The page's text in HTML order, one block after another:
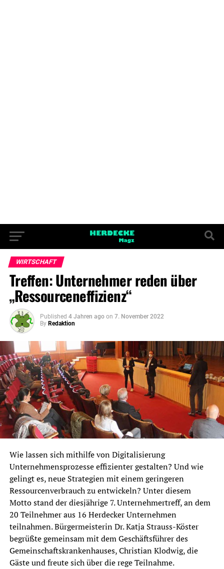
WIRTSCHAFT
Treffen: Unternehmer reden über
„Ressourceneffizienz“
Published 4 Jahren ago on 7. November 2022
By Redaktion
Wie lassen sich mithilfe von Digitalisierung
Unternehmensprozesse effizienter gestalten? Und wie
gelingt es, neue Strategien mit einem geringeren
Ressourcenverbrauch zu entwickeln? Unter diesem
Motto stand der diesjährige 7. Unternehmertreff, an dem
20 Teilnehmer aus 16 Herdecker Unternehmen
teilnahmen. Bürgermeisterin Dr. Katja Strauss-Köster
begrüßte gemeinsam mit dem Geschäftsführer des
Gemeinschaftskrankenhauses, Christian Klodwig, die
Gäste und freute sich über die rege Teilnahme.